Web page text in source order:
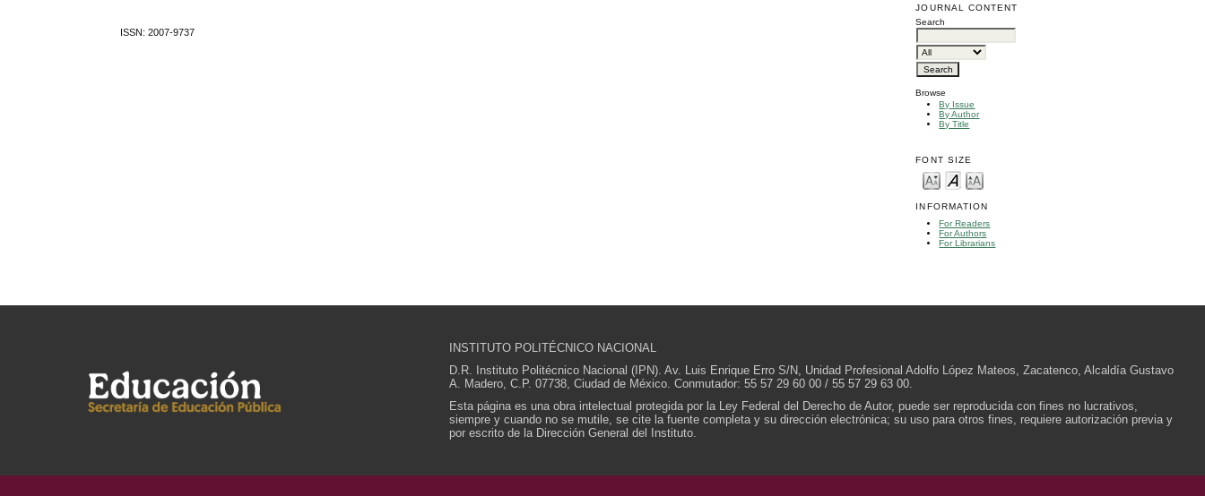
JOURNAL CONTENT
Search
Browse
By Issue
By Author
By Title
FONT SIZE
INFORMATION
For Readers
For Authors
For Librarians
ISSN: 2007-9737
INSTITUTO POLITÉCNICO NACIONAL
D.R. Instituto Politécnico Nacional (IPN). Av. Luis Enrique Erro S/N, Unidad Profesional Adolfo López Mateos, Zacatenco, Alcaldía Gustavo
A. Madero, C.P. 07738, Ciudad de México. Conmutador: 55 57 29 60 00 / 55 57 29 63 00.
Esta página es una obra intelectual protegida por la Ley Federal del Derecho de Autor, puede ser reproducida con fines no lucrativos,
siempre y cuando no se mutile, se cite la fuente completa y su dirección electrónica; su uso para otros fines, requiere autorización previa y
por escrito de la Dirección General del Instituto.